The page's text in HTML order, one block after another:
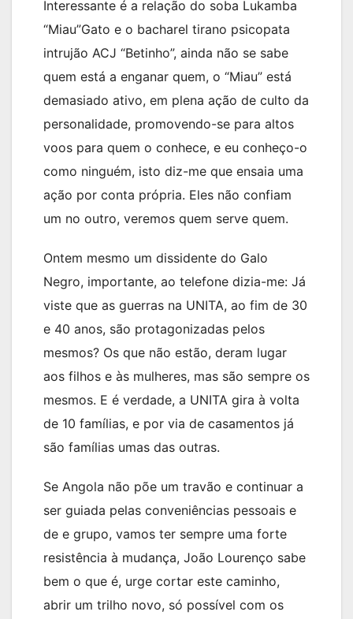
Interessante é a relação do soba Lukamba
“Miau”Gato e o bacharel tirano psicopata
intrujão ACJ “Betinho”, ainda não se sabe
quem está a enganar quem, o “Miau” está
demasiado ativo, em plena ação de culto da
personalidade, promovendo-se para altos
voos para quem o conhece, e eu conheço-o
como ninguém, isto diz-me que ensaia uma
ação por conta própria. Eles não confiam
um no outro, veremos quem serve quem.
Ontem mesmo um dissidente do Galo
Negro, importante, ao telefone dizia-me: Já
viste que as guerras na UNITA, ao fim de 30
e 40 anos, são protagonizadas pelos
mesmos? Os que não estão, deram lugar
aos filhos e às mulheres, mas são sempre os
mesmos. E é verdade, a UNITA gira à volta
de 10 famílias, e por via de casamentos já
são famílias umas das outras.
Se Angola não põe um travão e continuar a
ser guiada pelas conveniências pessoais e
de e grupo, vamos ter sempre uma forte
resistência à mudança, João Lourenço sabe
bem o que é, urge cortar este caminho,
abrir um trilho novo, só possível com os